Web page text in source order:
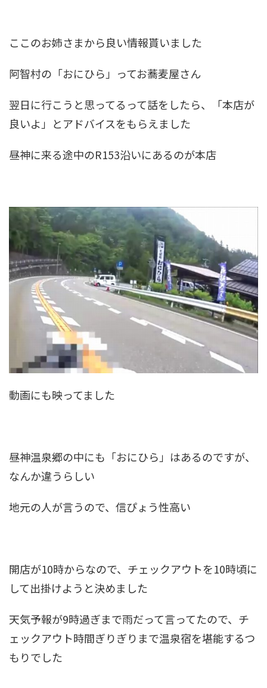
ここのお姉さまから良い情報貰いました
阿智村の「おにひら」ってお蕎麦屋さん
翌日に行こうと思ってるって話をしたら、「本店が
良いよ」とアドバイスをもらえました
昼神に来る途中のR153沿いにあるのが本店
動画にも映ってました
昼神温泉郷の中にも「おにひら」はあるのですが、
なんか違うらしい
地元の人が言うので、信ぴょう性高い
開店が10時からなので、チェックアウトを10時頃に
して出掛けようと決めました
天気予報が9時過ぎまで雨だって言ってたので、チ
ェックアウト時間ぎりぎりまで温泉宿を堪能するつ
もりでした